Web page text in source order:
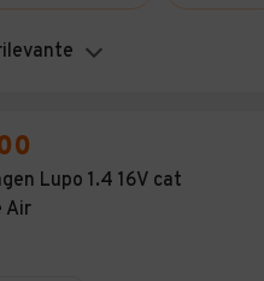
Lupo 1.4 16V cat
Air